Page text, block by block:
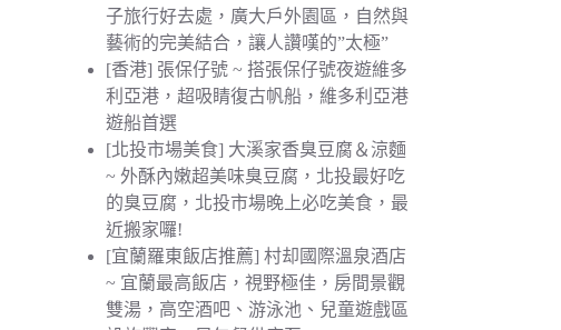
子旅行好去處，廣大戶外園區，自然與
藝術的完美結合，讓人讚嘆的”太極”
[香港] 張保仔號 ~ 搭張保仔號夜遊維多
利亞港，超吸睛復古帆船，維多利亞港
遊船首選
[北投市場美食] 大溪家香臭豆腐＆涼麵
~ 外酥內嫩超美味臭豆腐，北投最好吃
的臭豆腐，北投市場晚上必吃美食，最
近搬家囉!
[宜蘭羅東飯店推薦] 村却國際溫泉酒店
~ 宜蘭最高飯店，視野極佳，房間景觀
雙湯，高空酒吧、游泳池、兒童遊戲區